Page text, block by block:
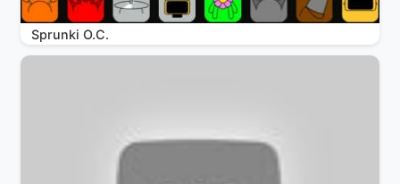
Sprunki O.C.